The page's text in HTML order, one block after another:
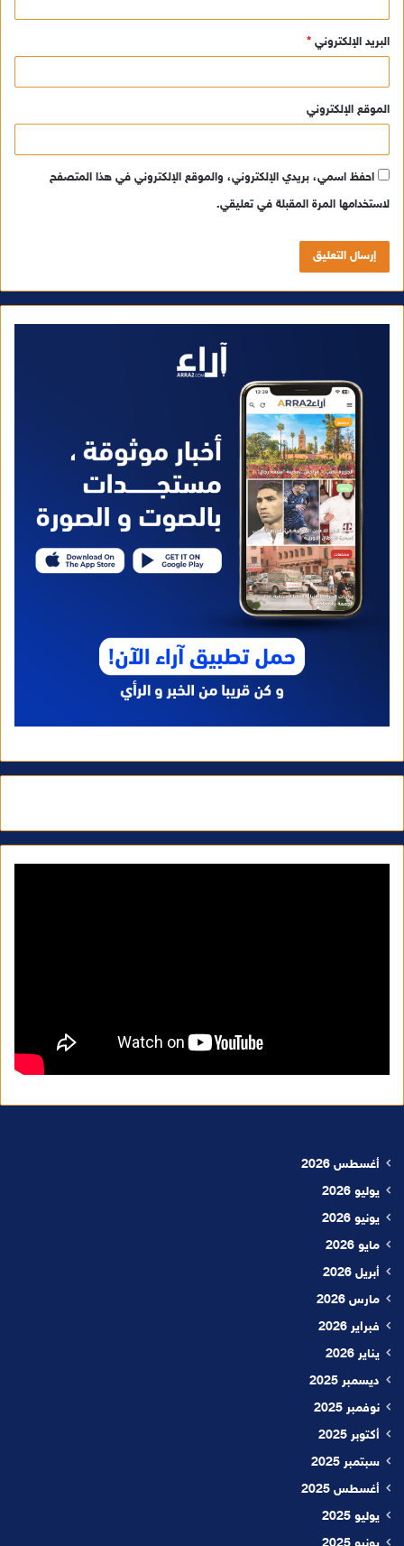
البريد الإلكتروني *
الموقع الإلكتروني
احفظ اسمي، بريدي الإلكتروني، والموقع الإلكتروني في هذا المتصفح
لاستخدامها المرة المقبلة في تعليقي.
أغسطس 2026
يوليو 2026
يونيو 2026
مايو 2026
أبريل 2026
مارس 2026
فبراير 2026
يناير 2026
ديسمبر 2025
نوفمبر 2025
أكتوبر 2025
سبتمبر 2025
أغسطس 2025
يوليو 2025